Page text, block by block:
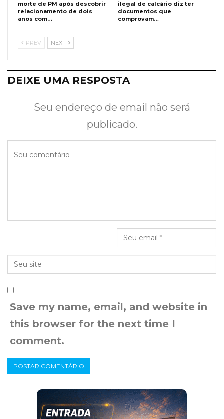
morte de PM após descobrir
relacionamento de dois
anos com…
ilegal de calcário diz ter
documentos que
comprovam…
PREV NEXT
DEIXE UMA RESPOSTA
Seu endereço de email não será
publicado.
Save my name, email, and website in
this browser for the next time I
comment.